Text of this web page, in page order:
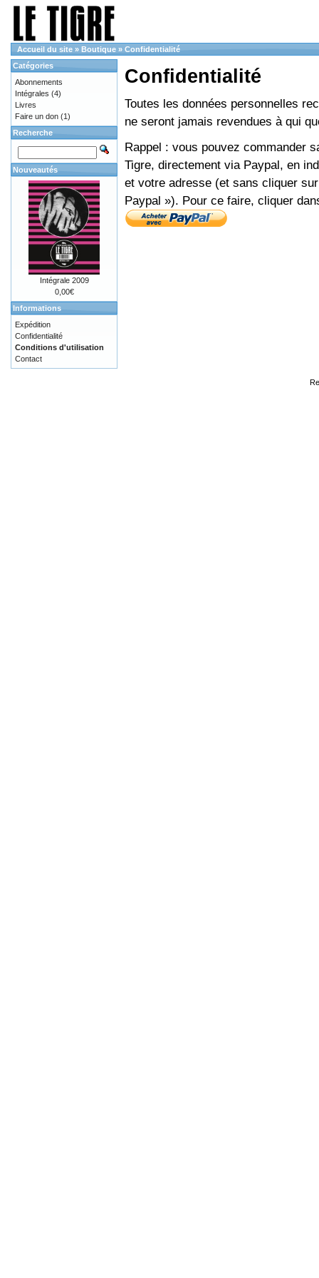
Accueil du site » Boutique » Confidentialité
Confidentialité
Toutes les données personnelles
ne seront jamais revendues à qui
Rappel : vous pouvez commander
Tigre, directement via Paypal, en
et votre adresse (et sans cliquer
Paypal »). Pour ce faire, cliquer
Catégories
Abonnements
Intégrales (4)
Livres
Faire un don (1)
Recherche
Nouveautés
Intégrale 2009
0,00€
Informations
Expédition
Confidentialité
Conditions d'utilisation
Contact